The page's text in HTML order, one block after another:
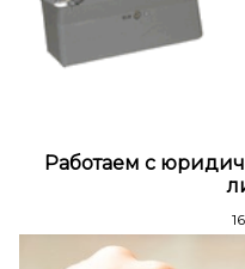
Работаем с